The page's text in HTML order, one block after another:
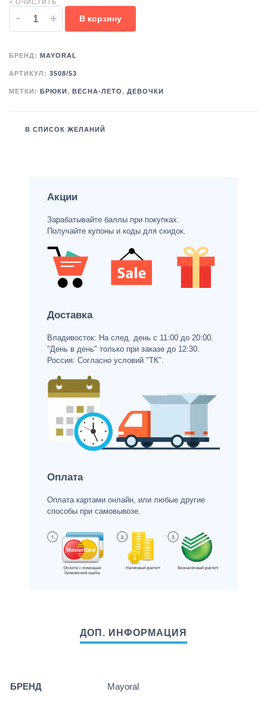
× ОЧИСТИТЬ
- + В корзину
БРЕНД: MAYORAL
АРТИКУЛ: 3508/53
МЕТКИ: БРЮКИ , ВЕСНА-ЛЕТО, ДЕВОЧКИ
В СПИСОК ЖЕЛАНИЙ
Акции
Зарабатывайте баллы при покупках.
Получайте купоны и коды для скидок.
Доставка
Владивосток: На след. день с 11:00 до 20:00.
"День в день" только при заказе до 12:30.
Россия: Согласно условий "ТК".
Оплата
Оплата картами онлайн, или любые другие
способы при самовывозе.
БРЕНД Mayoral